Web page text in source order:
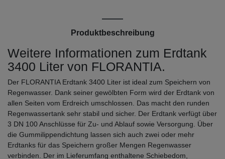
Produktbeschreibung
Weitere Informationen zum Erdtank
3400 Liter von FLORANTIA.
Der FLORANTIA Erdtank 3400 Liter ist ideal zum Speichern von
Regenwasser. Dank seiner gewölbten Form wird der Erdtank von
allen Seiten vom Erdreich umschlossen. Das macht den runden
Regenwassertank sehr stabil und sicher. Der Erdtank verfügt über
3 DN 100 Anschlüsse für Zu- und Ablauf sowie Versorgung. Über
die Gummilippendichtung lassen sich auch zwei oder mehr
Erdtanks für das Speichern großer Mengen Regenwasser
verbinden. Der im Lieferumfang enthaltene Schiebedom,